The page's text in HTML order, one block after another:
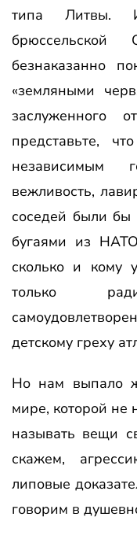
типа Литвы.
безнаказанно
«земляными
заслуженного
представьте,
независимым
вежливость,
соседей были бы
бугаями из
сколько и кому
только
детскому греху
Но нам выпало
мире, которой не
называть вещи
скажем,
липовые
говорим в